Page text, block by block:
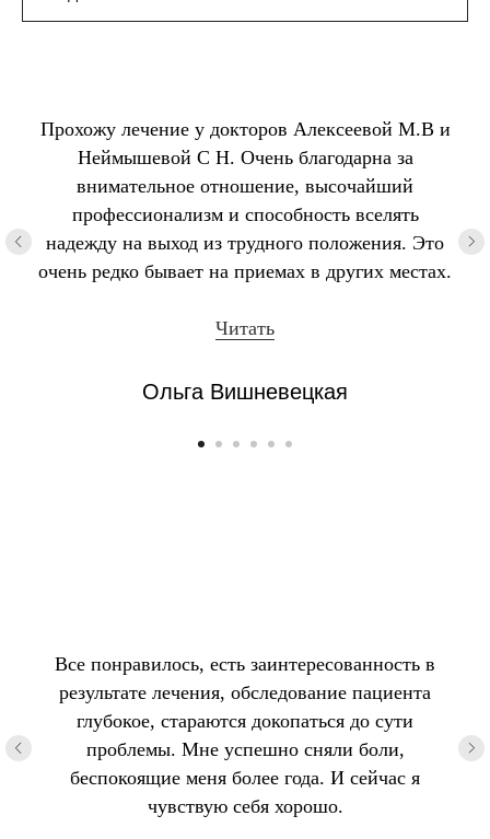
Прохожу лечение у докторов Алексеевой М.В и
Неймышевой С Н. Очень благодарна за
внимательное отношение, высочайший
профессионализм и способность вселять
надежду на выход из трудного положения. Это
очень редко бывает на приемах в других местах.
Читать
Ольга Вишневецкая
Все понравилось, есть заинтересованность в
результате лечения, обследование пациента
глубокое, стараются докопаться до сути
проблемы. Мне успешно сняли боли,
беспокоящие меня более года. И сейчас я
чувствую себя хорошо.